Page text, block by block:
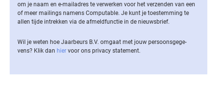
om je naam en e-mailadres te verwerken voor het verzenden van een
of meer mailings namens Computable. Je kunt je toestemming te
allen tijde intrekken via de af­meld­func­tie in de nieuwsbrief.
Wil je weten hoe Jaarbeurs B.V. omgaat met jouw per­soons­ge­ge­
vens? Klik dan hier voor ons privacy statement.